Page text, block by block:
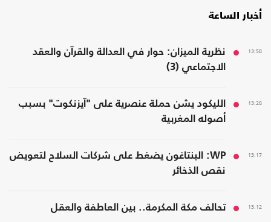
أخبار الساعة
13:58
نظرية الميزان: حوار في العدالة والقرآن والعقد
الاجتماعي (3)
13:28
الليكود يشن حملة عنصرية على "آيزنكوت" بسبب
أصوله المغربية
13:17
WP: البنتاغون يضغط على شركات السلاح لتعويض
نقص الذخائر
13:12 تحالف مكة المكرمة.. بين العاطفة والعقل